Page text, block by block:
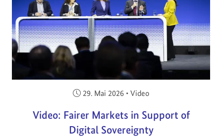
Veröffentlicht am:
29. Mai 2026 • Video
Video: Fairer Markets in Support of
Digital Sovereignty